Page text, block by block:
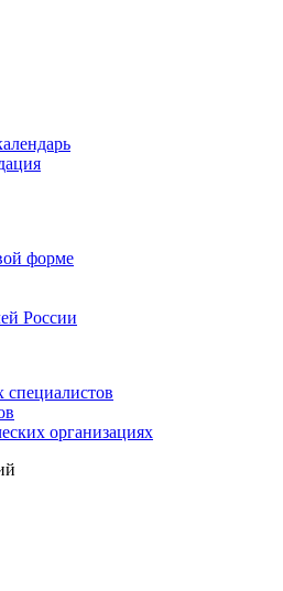
форме
России
специалистов
организациях